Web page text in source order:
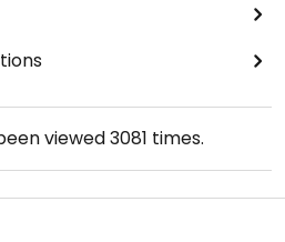
viewed3081 times.